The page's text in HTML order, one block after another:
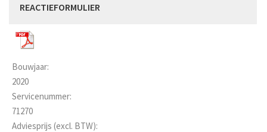
REACTIEFORMULIER
Bouwjaar:
2020
Servicenummer:
71270
Adviesprijs (excl. BTW):